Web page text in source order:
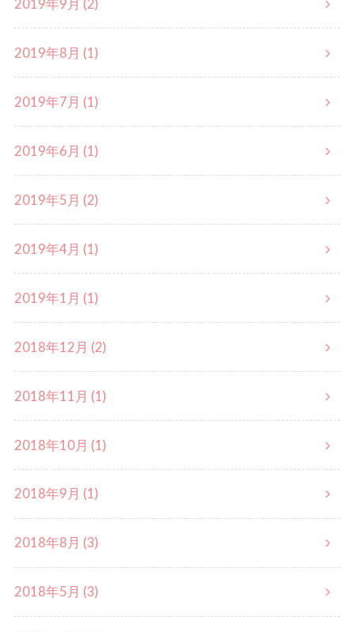
2019年9月 (2)
2019年8月 (1)
2019年7月 (1)
2019年6月 (1)
2019年5月 (2)
2019年4月 (1)
2019年1月 (1)
2018年12月 (2)
2018年11月 (1)
2018年10月 (1)
2018年9月 (1)
2018年8月 (3)
2018年5月 (3)